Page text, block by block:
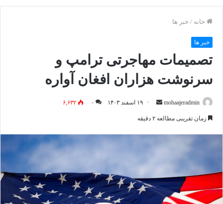
خانه / خبر ها
خبر ها
تصمیمات مهاجرتی ترامپ و
سرنوشت هزاران افغان آواره
mohaajeradmin
ا
۱۹ اسفند ۱۴۰۳ ۰ ۶,۶۳۲
زمان تقریبی مطالعه ۲ دقیقه